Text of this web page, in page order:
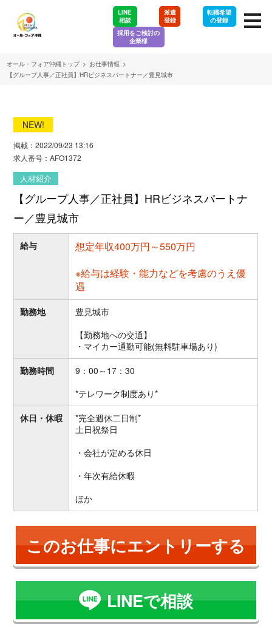
LINE
相談
派遣
登録
転職希望
の登録
採用をご検討の
企業様
オール・フォア沖縄トップ > お仕事情報 >
【グループ人事／正社員】HRビジネスパートナー／豊見城市
NEW!
掲載：2022/09/23 13:16
求人番号：AFO1372
人材紹介
【グループ人事／正社員】HRビジネスパートナ
ー／豊見城市
給与
想定年収400万円～550万円
※給与は経験・能力などを考慮のうえ優
遇
勤務地
豊見城市
【勤務地への交通】
・マイカー通勤可能(無料駐車場あり)
勤務時間
9：00～17：30
*テレワーク制度あり*
休日・休暇
*完全週休二日制*
土日祝祭日
・会社が定める休日
・年次有給休暇
ほか
このお仕事にエントリーする
LINEで相談